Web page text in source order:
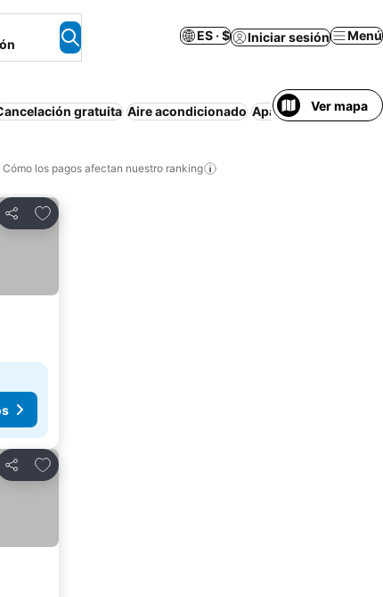
ES · $ Iniciar sesión Menú
gratuita Aire acondicionado ApartamentoVer mapa
Cómo los pagos afectan nuestro ranking
Compartir
Agregar a favoritos
Compartir
Agregar a favoritos